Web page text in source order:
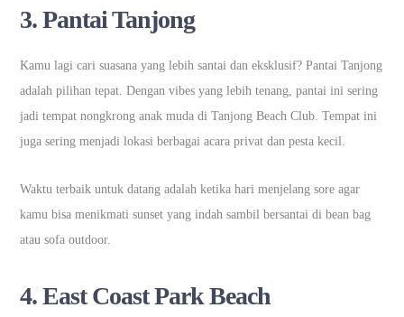
3.Pantai Tanjong
Kamu lagi cari suasana yang lebih santai dan eksklusif? Pantai Tanjong
adalah pilihan tepat. Dengan vibes yang lebih tenang, pantai ini sering
jadi tempat nongkrong anak muda di Tanjong Beach Club. Tempat ini
juga sering menjadi lokasi berbagai acara privat dan pesta kecil.
Waktu terbaik untuk datang adalah ketika hari menjelang sore agar
kamu bisa menikmati sunset yang indah sambil bersantai di bean bag
atau sofa outdoor.
4.East Coast Park Beach